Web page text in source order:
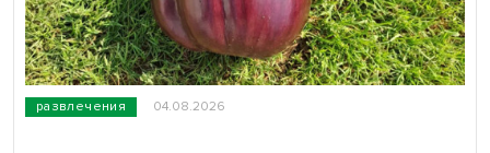
развлечения 04.08.2026